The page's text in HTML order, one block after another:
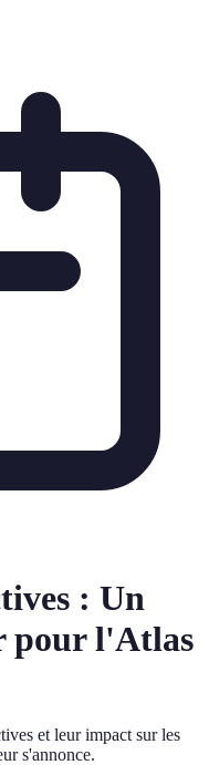
: Un
pour l'Atlas
et leur impact sur les
s'annonce.